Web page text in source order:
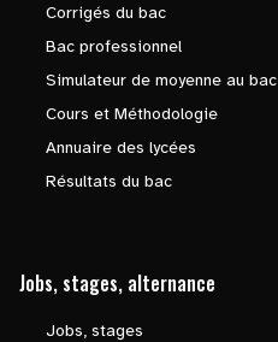
Corrigés du bac
Bac professionnel
Simulateur de moyenne au bac
Cours et Méthodologie
Annuaire des lycées
Résultats du bac
Jobs, stages, alternance
Jobs, stages